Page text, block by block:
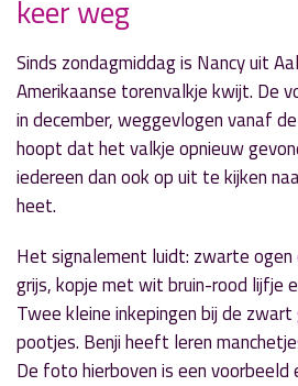
« Vorig nieuwsbericht
Sportuitslagen
8 april 2018
Vertel wat voor
9 april 2018
keer weg
Sinds zondagmiddag is Nancy uit
Amerikaanse torenvalkje kwijt. De
in december, weggevlogen vanaf
hoopt dat het valkje opnieuw
iedereen dan ook op uit te kijken
heet.
Het signalement luidt: zwarte ogen
grijs, kopje met wit bruin-rood lijfje
Twee kleine inkepingen bij de
pootjes. Benji heeft leren
De foto hierboven is een voorbeeld